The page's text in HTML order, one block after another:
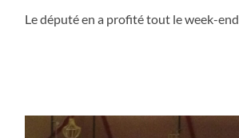
Le député en a profité tout le week-end.